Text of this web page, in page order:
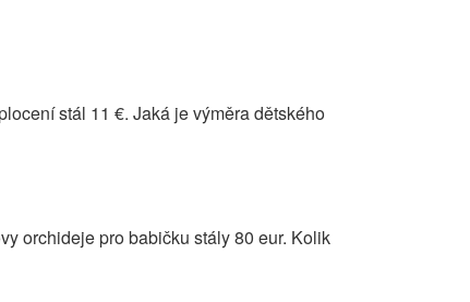
stál 11 €. Jaká je výměra dětského
orchideje pro babičku stály 80 eur. Kolik